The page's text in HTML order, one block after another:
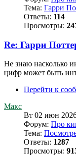
Тема: Гарри
Ответы: 114
Просмотры:
Re: Гарри
Не знаю насколько
цифр может быть
Перейти к
Макс
Вт 02 июн
Форум: Про
Тема:
Ответы: 1287
Просмотры: